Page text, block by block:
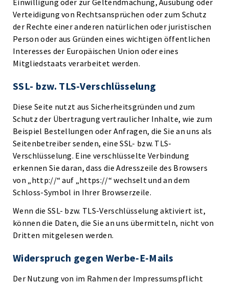
Einwilligung oder zur Geltendmachung, Ausübung oder
Verteidigung von Rechtsansprüchen oder zum Schutz
der Rechte einer anderen natürlichen oder juristischen
Person oder aus Gründen eines wichtigen öffentlichen
Interesses der Europäischen Union oder eines
Mitgliedstaats verarbeitet werden.
SSL- bzw. TLS-Verschlüsselung
Diese Seite nutzt aus Sicherheitsgründen und zum
Schutz der Übertragung vertraulicher Inhalte, wie zum
Beispiel Bestellungen oder Anfragen, die Sie an uns als
Seitenbetreiber senden, eine SSL- bzw. TLS-
Verschlüsselung. Eine verschlüsselte Verbindung
erkennen Sie daran, dass die Adresszeile des Browsers
von „http://“ auf „https://“ wechselt und an dem
Schloss-Symbol in Ihrer Browserzeile.
Wenn die SSL- bzw. TLS-Verschlüsselung aktiviert ist,
können die Daten, die Sie an uns übermitteln, nicht von
Dritten mitgelesen werden.
Widerspruch gegen Werbe-E-Mails
Der Nutzung von im Rahmen der Impressumspflicht